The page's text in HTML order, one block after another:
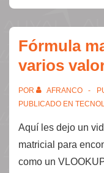
mundo
Fórmula
varios
POR AFRANCO
PUBLICADO EN
Aquí les dejo un
matricial para
como un